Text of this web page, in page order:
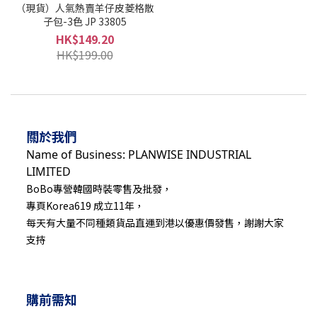
（現貨）人氣熱賣羊仔皮菱格散
子包-3色 JP 33805
HK$149.20
HK$199.00
關於我們
Name of Business: PLANWISE INDUSTRIAL
LIMITED
BoBo專營韓國時裝零售及批發，
專頁Korea619 成立11年，
每天有大量不同種類貨品直運到港以優惠價發售，謝謝大家
支持
購前需知